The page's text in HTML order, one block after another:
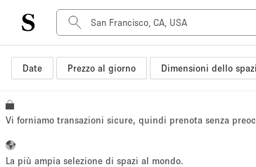
Date Prezzo al giorno Dimensioni dello
Tipo di spazio Acquista Condividi
Boutique/negozio
Vi forniamo transazioni sicure, quindi prenota senza
La più ampia selezione di spazi al mondo.